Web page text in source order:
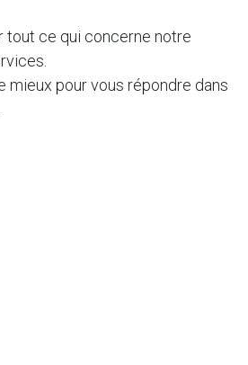
tout ce qui concerne notre
mieux pour vous répondre dans